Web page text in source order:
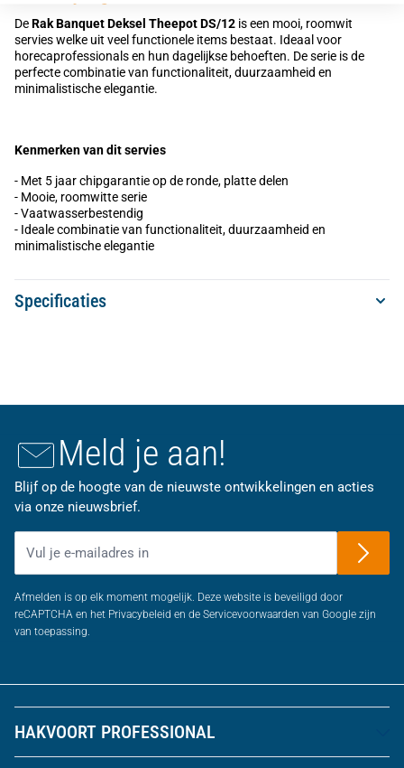
DeRak Banquet Deksel Theepot DS/12 is een mooi, roomwit
servies welke uit veel functionele items bestaat. Ideaal voor
horecaprofessionals en hun dagelijkse behoeften. De serie is de
perfecte combinatie van functionaliteit, duurzaamheid en
minimalistische elegantie.
Kenmerken van dit servies
- Met 5 jaar chipgarantie op de ronde, platte delen
- Mooie, roomwitte serie
- Vaatwasserbestendig
- Ideale combinatie van functionaliteit, duurzaamheid en
minimalistische elegantie
Specificaties
Meld je aan!
Blijf op de hoogte van de nieuwste ontwikkelingen en acties
via onze nieuwsbrief.
Afmelden is op elk moment mogelijk. Deze website is beveiligd door
reCAPTCHA en het Privacybeleid en de Servicevoorwaarden van Google zijn
van toepassing.
HAKVOORT PROFESSIONAL